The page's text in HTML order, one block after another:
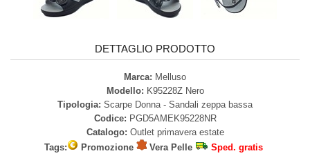
DETTAGLIO PRODOTTO
Marca: Melluso
Modello: K95228Z Nero
Tipologia: Scarpe Donna - Sandali zeppa bassa
Codice: PGD5AMEK95228NR
Catalogo: Outlet primavera estate
Tags:
Promozione Vera Pelle Sped. gratis